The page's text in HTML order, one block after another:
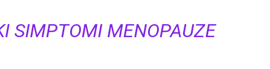
SIMPTOMI MENOPAUZE